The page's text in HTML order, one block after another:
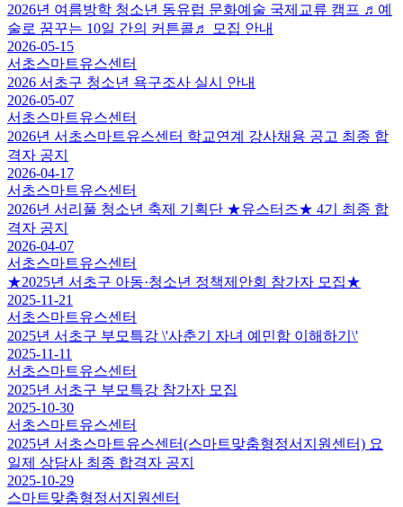
2026년 여름방학 청소년 동유럽 문화예술 국제교류 캠프 ♬예
술로 꿈꾸는 10일 간의 커튼콜♬ 모집 안내
2026-05-15
서초스마트유스센터
2026 서초구 청소년 욕구조사 실시 안내
2026-05-07
서초스마트유스센터
2026년 서초스마트유스센터 학교연계 강사채용 공고 최종 합
격자 공지
2026-04-17
서초스마트유스센터
2026년 서리풀 청소년 축제 기획단 ★유스터즈★ 4기 최종 합
격자 공지
2026-04-07
서초스마트유스센터
★2025년 서초구 아동·청소년 정책제안회 참가자 모집★
2025-11-21
서초스마트유스센터
2025년 서초구 부모특강 \'사춘기 자녀 예민함 이해하기\'
2025-11-11
서초스마트유스센터
2025년 서초구 부모특강 참가자 모집
2025-10-30
서초스마트유스센터
2025년 서초스마트유스센터(스마트맞춤형정서지원센터) 요
일제 상담사 최종 합격자 공지
2025-10-29
스마트맞춤형정서지원센터